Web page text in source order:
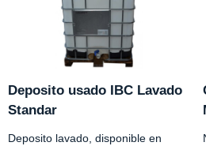
Deposito usado IBC Lavado
Standar
Deposito lavado, disponible en